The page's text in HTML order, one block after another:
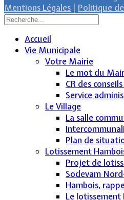
Mentions Légales
Politique
Accueil
Vie Municipale
Votre Mairie
Le mot du
CR des
Service
Le Village
La salle
Plan de
Lotissement
Projet de
Sodevam
Hambois,
Le lotissement